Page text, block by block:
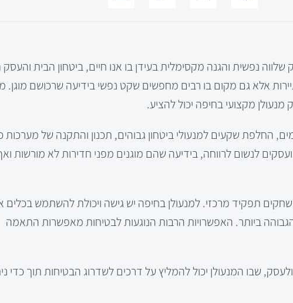
נפשית והגנה מקסימלית בעידן בו אנו חיים, ביטחון הבית
אלא גם מקום בו רבים מחפשים שקט נפשי בידיעה שרכושם מוגן.
מקצועי בחיפה יכול להציע.
החלפת שקעים למנעולי ביטחון גבוהים, תכנון והתקנה של מערכות
לנשום לרווחה, בידיעה שהם מוגנים מפני חדירות לא מורשות
תפקיד מרכזי. למנעולן בחיפה יש גישה ויכולת להשתמש בכלים
ביותר. האפשרויות הרבות הנוגעות לבטיחות מאפשרות התאמה
שבו המנעולן יכול להמליץ על דרכים לשדרוג הבטיחות תוך כדי